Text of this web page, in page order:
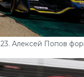
23. Алексей Попов